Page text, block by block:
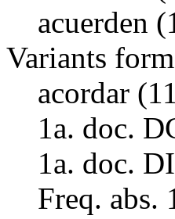
acuerden
Variants
acordar
1a. doc.
1a. doc.
Freq. abs.